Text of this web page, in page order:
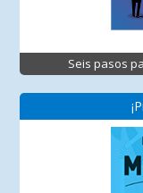
Seis pasos